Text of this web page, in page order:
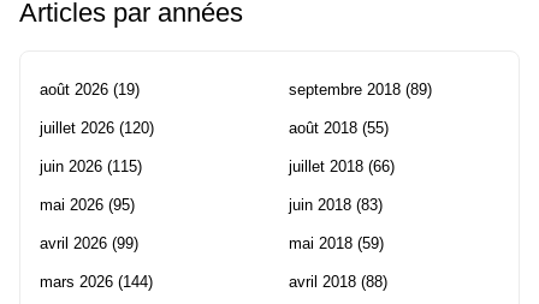
Articles par années
août 2026 (19)
juillet 2026 (120)
juin 2026 (115)
mai 2026 (95)
avril 2026 (99)
mars 2026 (144)
septembre 2018 (89)
août 2018 (55)
juillet 2018 (66)
juin 2018 (83)
mai 2018 (59)
avril 2018 (88)